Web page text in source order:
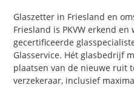
Glaszetter in Friesland en
Friesland is PKVW erkend
gecertificeerde
Glasservice. Hét glasbedrijf
plaatsen van de nieuwe ruit
verzekeraar, inclusief